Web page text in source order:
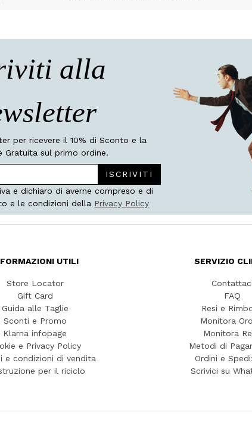
alla
per ricevere il 10% di Sconto e la
Gratuita sul primo ordine.
ISCRIVITI
e dichiaro di averne compreso e di
e le condizioni della Privacy Policy
UTILI
Store Locator
Gift Card
Guida alle Taglie
Sconti e Promo
Klarna infopage
e Privacy Policy
e condizioni di vendita
per il riciclo
SERVIZIO
Contattaci
FAQ
Resi e
Monitora
Monitora
Metodi di
Ordini e
Scrivici su